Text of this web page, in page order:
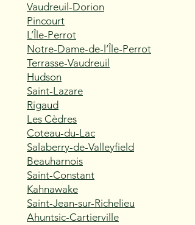
Vaudreuil-Dorion
Pincourt
L’Île-Perrot
Notre-Dame-de-l’Île-Perrot
Terrasse-Vaudreuil
Hudson
Saint-Lazare
Rigaud
Les Cèdres
Coteau-du-Lac
Salaberry-de-Valleyfield
Beauharnois
Saint-Constant
Kahnawake
Saint-Jean-sur-Richelieu
Ahuntsic-Cartierville